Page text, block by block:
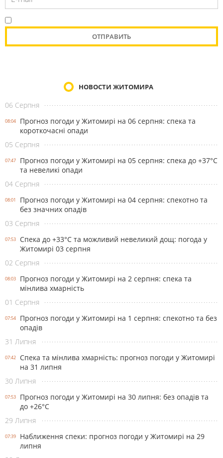
НОВОСТИ ЖИТОМИРА
06 Серпня
08:04
Прогноз погоди у Житомирі на 06 серпня: спека та
короткочасні опади
05 Серпня
07:47
Прогноз погоди у Житомирі на 05 серпня: спека до +37°С
та невеликі опади
04 Серпня
08:01
Прогноз погоди у Житомирі на 04 серпня: спекотно та
без значних опадів
03 Серпня
07:53
Спека до +33°С та можливий невеликий дощ: погода у
Житомирі 03 серпня
02 Серпня
08:03
Прогноз погоди у Житомирі на 2 серпня: спека та
мінлива хмарність
01 Серпня
07:54
Прогноз погоди у Житомирі на 1 серпня: спекотно та без
опадів
31 Липня
07:42
Спека та мінлива хмарність: прогноз погоди у Житомирі
на 31 липня
30 Липня
07:53
Прогноз погоди у Житомирі на 30 липня: без опадів та
до +26°С
29 Липня
07:39
Наближення спеки: прогноз погоди у Житомирі на 29
липня